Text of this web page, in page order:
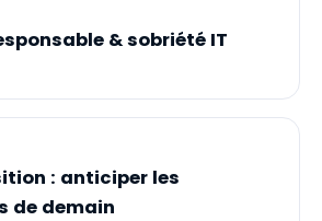
& sobriété IT
: anticiper les
de demain